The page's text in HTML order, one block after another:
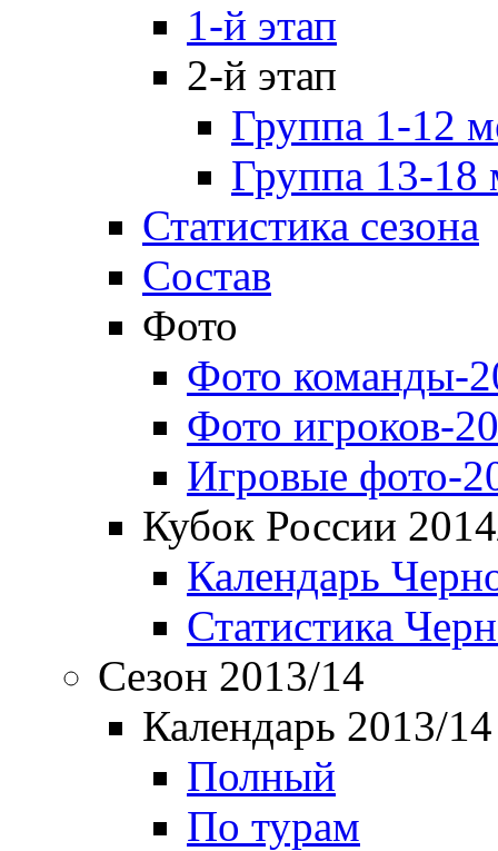
1-й этап
2-й этап
Группа 1-12
Группа 13-18
Статистика сезона
Состав
Фото
Фото команды-
Фото игроков-
Игровые фото-
Кубок России
Календарь
Статистика
Сезон 2013/14
Календарь 2013/14
Полный
По турам